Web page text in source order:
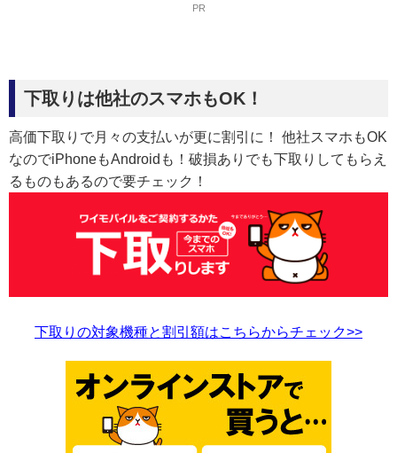
PR
下取りは他社のスマホもOK！
高価下取りで月々の支払いが更に割引に！ 他社スマホもOK
なのでiPhoneもAndroidも！破損ありでも下取りしてもらえ
るものもあるので要チェック！
下取りの対象機種と割引額はこちらからチェック>>